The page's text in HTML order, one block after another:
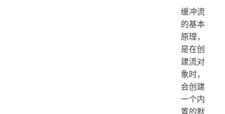
缓冲流
的基本
原理，
是在创
建流对
象时，
会创建
一个内
置的默